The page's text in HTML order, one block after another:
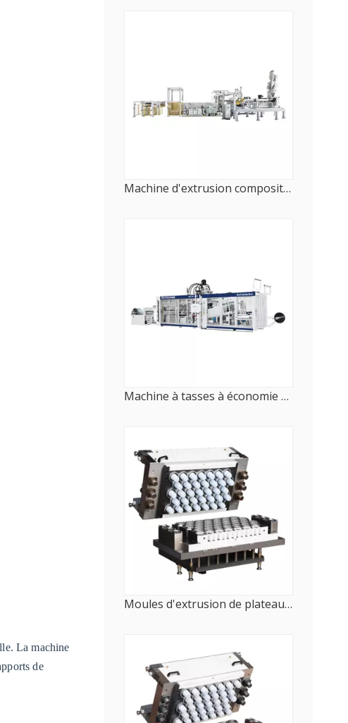
La machine
de
Machine d'extrusion composite multicouche pour film alimentaire
Machine à tasses à économie d'énergie HFTF 70T pour l'industrie alimentaire
Moules d'extrusion de plateaux alimentaires de grande taille (101-300 mm)